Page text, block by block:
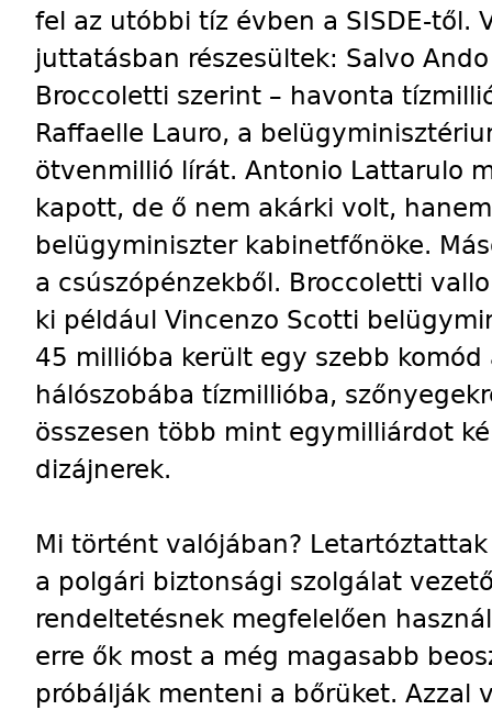
fel az utóbbi tíz évben a SISDE-től.
juttatásban részesültek: Salvo
Broccoletti szerint – havonta
Raffaelle Lauro, a
ötvenmillió lírát. Antonio Lattarulo
kapott, de ő nem akárki volt,
belügyminiszter kabinetfőnöke.
a csúszópénzekből. Broccoletti
ki például Vincenzo Scotti
45 millióba került egy szebb
hálószobába tízmillióba,
összesen több mint egymilliárdot
dizájnerek.
Mi történt valójában?
a polgári biztonsági szolgálat
rendeltetésnek megfelelően
erre ők most a még magasabb
próbálják menteni a bőrüket. Azzal